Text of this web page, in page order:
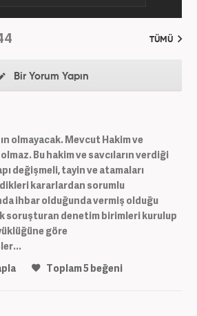
TÜMÜ
Bir Yorum Yapın
olmayacak. Mevcut Hakim ve
Bu hakim ve savcıların verdiği
değişmeli, tayin ve atamaları
kararlardan sorumlu
ihbar olduğunda vermiş olduğu
soruşturan denetim birimleri kurulup
göre
Toplam5beğeni